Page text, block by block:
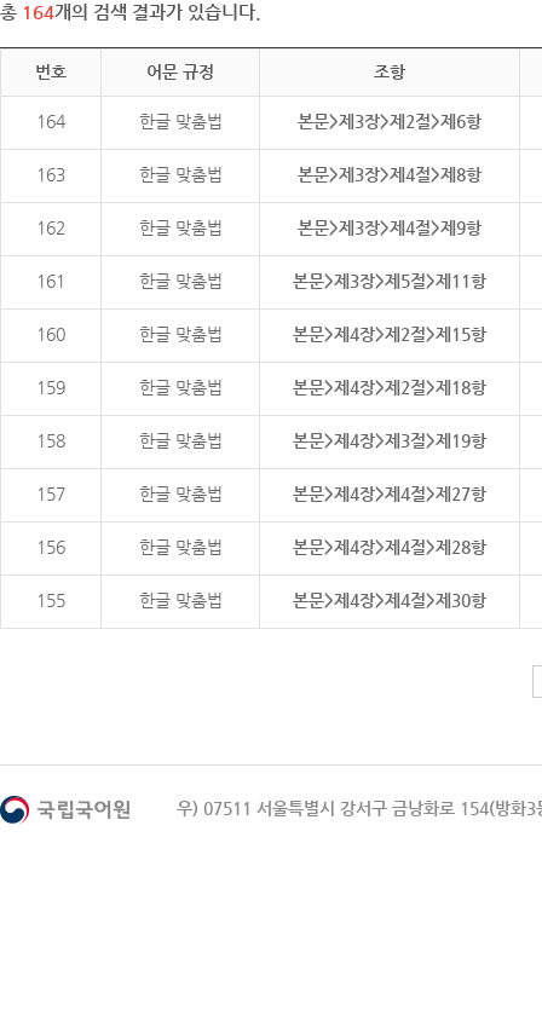
총 164개의 검색 결과가 있습니다.
번호 어문 규정 조항
164 한글 맞춤법 본문>제3장>제2절>제6항
163 한글 맞춤법 본문>제3장>제4절>제8항
162 한글 맞춤법 본문>제3장>제4절>제9항
161 한글 맞춤법 본문>제3장>제5절>제11항
160 한글 맞춤법 본문>제4장>제2절>제15항
159 한글 맞춤법 본문>제4장>제2절>제18항
158 한글 맞춤법 본문>제4장>제3절>제19항
157 한글 맞춤법 본문>제4장>제4절>제27항
156 한글 맞춤법 본문>제4장>제4절>제28항
155 한글 맞춤법 본문>제4장>제4절>제30항
우) 07511 서울특별시 강서구 금낭화로 154(방화3